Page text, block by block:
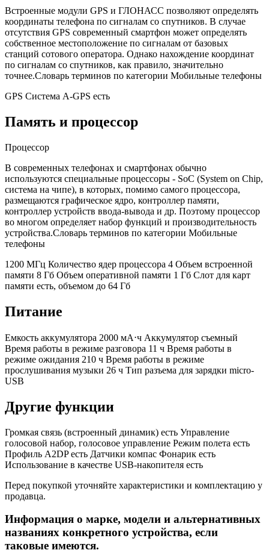
Встроенные модули GPS и ГЛОНАСС позволяют определять
координаты телефона по сигналам со спутников. В случае
отсутствия GPS современный смартфон может определять
собственное местоположение по сигналам от базовых
станций сотового оператора. Однако нахождение координат
по сигналам со спутников, как правило, значительно
точнее.Словарь терминов по категории Мобильные телефоны
GPS Cистема A-GPS есть
Память и процессор
Процессор
В современных телефонах и смартфонах обычно
используются специальные процессоры - SoC (System on Chip,
система на чипе), в которых, помимо самого процессора,
размещаются графическое ядро, контроллер памяти,
контроллер устройств ввода-вывода и др. Поэтому процессор
во многом определяет набор функций и производительность
устройства.Словарь терминов по категории Мобильные
телефоны
1200 МГц Количество ядер процессора 4 Объем встроенной
памяти 8 Гб Объем оперативной памяти 1 Гб Слот для карт
памяти есть, объемом до 64 Гб
Питание
Емкость аккумулятора 2000 мА⋅ч Аккумулятор съемный
Время работы в режиме разговора 11 ч Время работы в
режиме ожидания 210 ч Время работы в режиме
прослушивания музыки 26 ч Тип разъема для зарядки micro-
USB
Другие функции
Громкая связь (встроенный динамик) есть Управление
голосовой набор, голосовое управление Режим полета есть
Профиль A2DP есть Датчики компас Фонарик есть
Использование в качестве USB-накопителя есть
Перед покупкой уточняйте характеристики и комплектацию у
продавца.
Информация о марке, модели и альтернативных
названиях конкретного устройства, если
таковые имеются.